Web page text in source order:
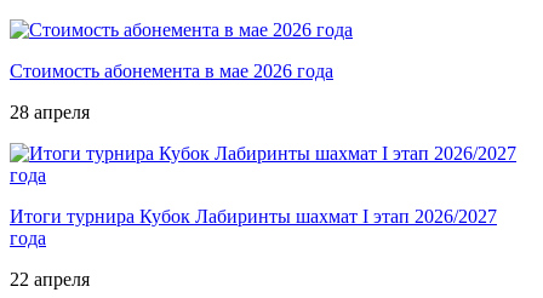
Стоимость абонемента в мае 2026 года
28 апреля
Итоги турнира Кубок Лабиринты шахмат I этап 2026/2027
года
22 апреля